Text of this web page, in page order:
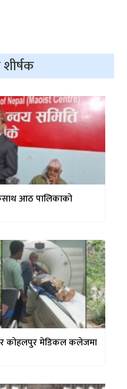
आठ पालिकाको
कोहलपुर मेडिकल कलेजमा